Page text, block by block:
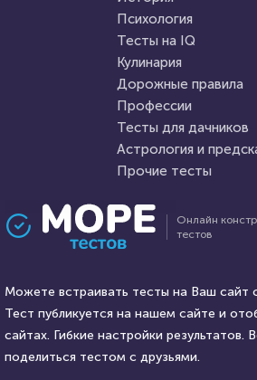
Онлайн
тестов
Можете встраивать тесты на Ваш
Тест публикуется на нашем сайте и
сайтах. Гибкие настройки результатов.
поделиться тестом с друзьями.
Психология
Тесты на IQ
Кулинария
Дорожные правила
Профессии
Тесты для дачников
Астрология и
Прочие тесты